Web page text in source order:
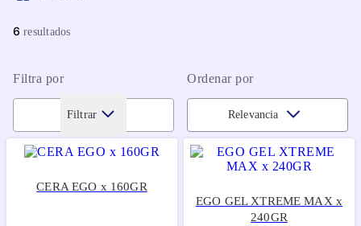
6
Filtra por Ordenar por
Filtrar Relevancia
CERA EGO x 160GR
EGO GEL XTREME MAX x
240GR